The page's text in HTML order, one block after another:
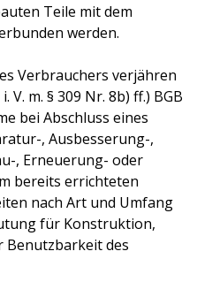
Teile mit dem
werden.
Verbrauchers verjähren
V. m. § 309 Nr. 8b) ff.) BGB
bei Abschluss eines
, Ausbesserung-,
, Erneuerung- oder
bereits errichteten
nach Art und Umfang
für Konstruktion,
Benutzbarkeit des